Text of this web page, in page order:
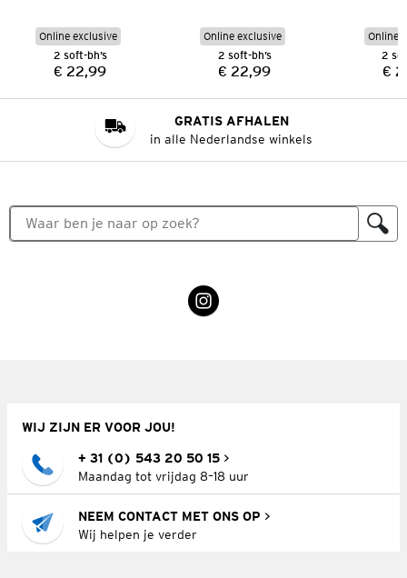
Online exclusive
2 soft-bh’s
Prijs:
€ 22,99
Online exclusive
2 soft-bh’s
Prijs:
€ 22,99
Online
2
€
GRATIS AFHALEN
in alle Nederlandse winkels
WIJ ZIJN ER VOOR JOU!
+ 31 (0) 543 20 50 15
Maandag tot vrijdag 8–18 uur
NEEM CONTACT MET ONS OP
Wij helpen je verder